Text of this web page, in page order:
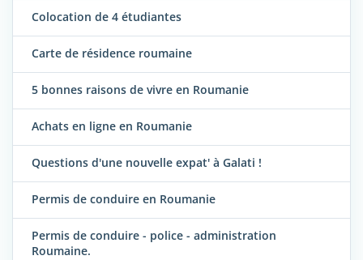
Colocation de 4 étudiantes
Carte de résidence roumaine
5 bonnes raisons de vivre en Roumanie
Achats en ligne en Roumanie
Questions d'une nouvelle expat' à Galati !
Permis de conduire en Roumanie
Permis de conduire - police - administration
Roumaine.